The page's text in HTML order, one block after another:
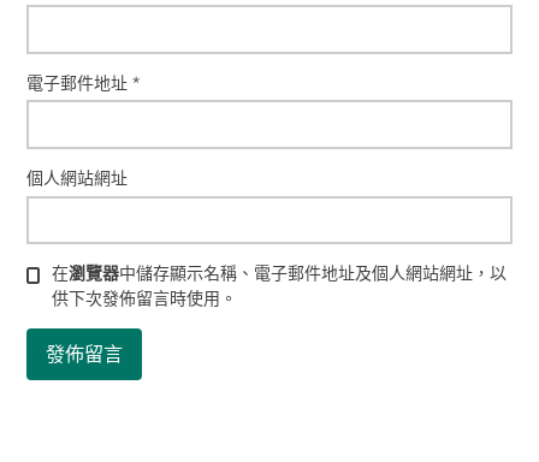
電子郵件地址*
個人網站網址
在瀏覽器中儲存顯示名稱、電子郵件地址及個人網站網址，以
供下次發佈留言時使用。